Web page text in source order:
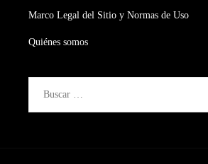
Marco Legal del Sitio y Normas de Uso
Quiénes somos